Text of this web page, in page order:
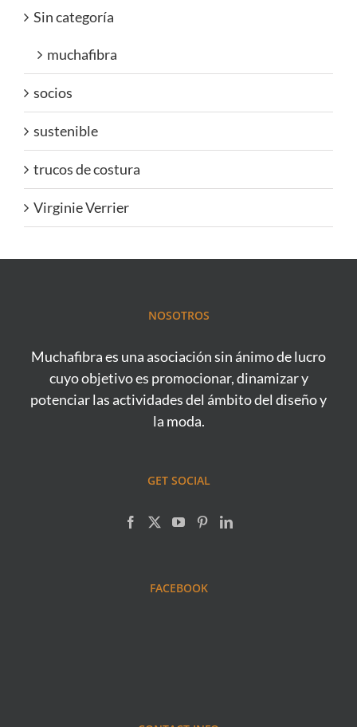
Sin categoría
muchafibra
socios
sustenible
trucos de costura
Virginie Verrier
NOSOTROS
Muchafibra es una asociación sin ánimo de lucro
cuyo objetivo es promocionar, dinamizar y
potenciar las actividades del ámbito del diseño y
la moda.
GET SOCIAL
FACEBOOK